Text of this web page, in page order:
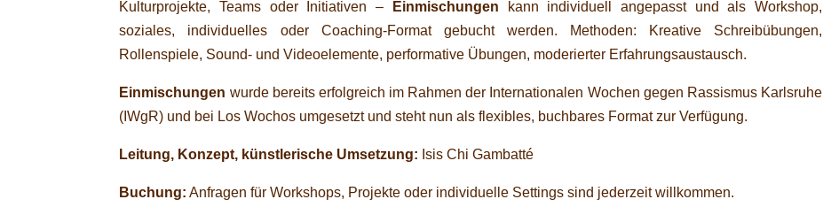
Kulturprojekte, Teams oder Initiativen –
Einmischungen kann individuell angepasst und als Workshop,
soziales, individuelles oder Coaching-Format gebucht werden. Methoden: Kreative Schreibübungen,
Rollenspiele, Sound- und Videoelemente, performative Übungen, moderierter Erfahrungsaustausch.
Einmischungen wurde bereits erfolgreich im Rahmen der Internationalen Wochen gegen Rassismus Karlsruhe
(IWgR) und bei Los Wochos umgesetzt und steht nun als flexibles, buchbares Format zur Verfügung.
Leitung, Konzept, künstlerische Umsetzung: Isis Chi Gambatté
Buchung: Anfragen für Workshops, Projekte oder individuelle Settings sind jederzeit willkommen.